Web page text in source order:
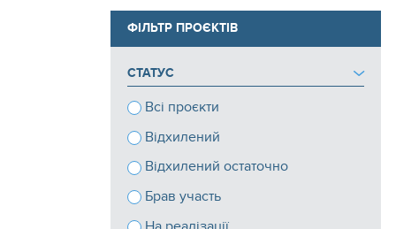
ФІЛЬТР ПРОЄКТІВ
СТАТУС
Всі проєкти
Відхилений
Відхилений остаточно
Брав участь